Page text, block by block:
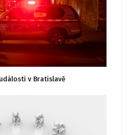
v Bratislavě